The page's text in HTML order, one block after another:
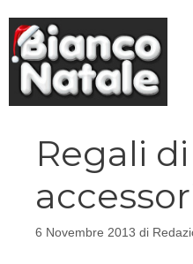
contenuto
Regali
6 Novembre 2013 di